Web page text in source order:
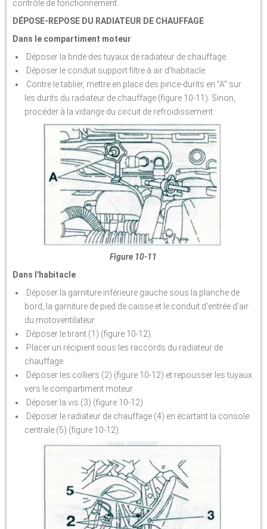
contrôle de fonctionnement.
DÉPOSE-REPOSE DU RADIATEUR DE CHAUFFAGE
Dans le compartiment moteur
Déposer la bride des tuyaux de radiateur de chauffage.
Déposer le conduit support filtre à air d'habitacle.
Contre le tablier, mettre en place des pince-durits en "A" sur
les durits du radiateur de chauffage (figure 10-11). Sinon,
procéder à la vidange du circuit de refroidissement.
Figure 10-11
Dans l'habitacle
Déposer la garniture inférieure gauche sous la planche de
bord, la garniture de pied de caisse et le conduit d'entrée d'air
du motoventilateur.
Déposer le tirant (1) (figure 10-12).
Placer un récipient sous les raccords du radiateur de
chauffage.
Déposer les colliers (2) (figure 10-12) et repousser les tuyaux
vers le compartiment moteur.
Déposer la vis (3) (figure 10-12)
Déposer le radiateur de chauffage (4) en écartant la console
centrale (5) (figure 10-12).